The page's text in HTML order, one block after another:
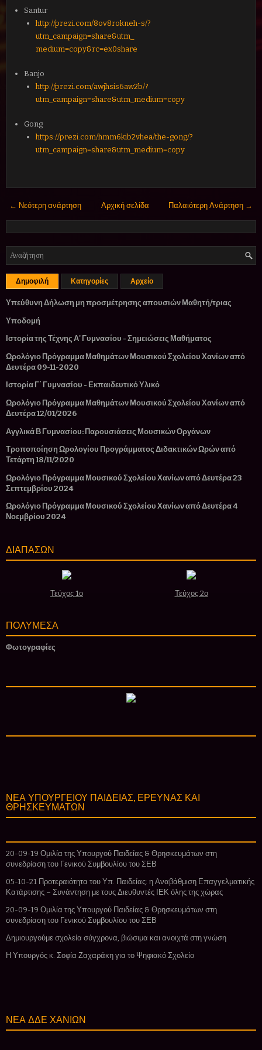
Santur
http://prezi.com/8ov8rokneh-s/?
utm_campaign=share&utm_
medium=copy&rc=ex0share
Banjo
http://prezi.com/awjhsis6aw2b/?
utm_campaign=share&utm_ medium=copy
Gong
https://prezi.com/hmm6kib2vhea/the-gong/?
utm campaign=share&utm medium=copy
← Νεότερη ανάρτηση Παλαιότερη Ανάρτηση →
Αρχική σελίδα
Δημοφιλή Κατηγορίες Αρχείο
Υπεύθυνη Δήλωση μη προσμέτρησης απουσιών Μαθητή/τριας
Υποδομή
Ιστορία της Τέχνης Α' Γυμνασίου - Σημειώσεις Μαθήματος
Ωρολόγιο Πρόγραμμα Μαθημάτων Μουσικού Σχολείου Χανίων από
Δευτέρα 09-11-2020
Ιστορία Γ΄ Γυμνασίου - Εκπαιδευτικό Υλικό
Ωρολόγιο Πρόγραμμα Μαθημάτων Μουσικού Σχολείου Χανίων από
Δευτέρα 12/01/2026
Αγγλικά Β Γυμνασίου: Παρουσιάσεις Μουσικών Οργάνων
Τροποποίηση Ωρολογίου Προγράμματος Διδακτικών Ωρών από
Τετάρτη 18/11/2020
Ωρολόγιο Πρόγραμμα Μουσικού Σχολείου Χανίων από Δευτέρα 23
Σεπτεμβρίου 2024
Ωρολόγιο Πρόγραμμα Μουσικού Σχολείου Χανίων από Δευτέρα 4
Νοεμβρίου 2024
ΔΙΑΠΑΣΩΝ
Τεύχος 1ο Τεύχος 2ο
ΠΟΛΥΜΕΣΑ
Φωτογραφίες
ΝΕΑ ΥΠΟΥΡΓΕΙΟΥ ΠΑΙΔΕΙΑΣ, ΕΡΕΥΝΑΣ ΚΑΙ
ΘΡΗΣΚΕΥΜΑΤΩΝ
20-09-19 Ομιλία της Υπουργού Παιδείας & Θρησκευμάτων στη
συνεδρίαση του Γενικού Συμβουλίου του ΣΕΒ
05-10-21 Προτεραιότητα του Υπ. Παιδείας: η Αναβάθμιση Επαγγελματικής
Κατάρτισης – Συνάντηση με τους Διευθυντές ΙΕΚ όλης της χώρας
20-09-19 Ομιλία της Υπουργού Παιδείας & Θρησκευμάτων στη
συνεδρίαση του Γενικού Συμβουλίου του ΣΕΒ
Δημιουργούμε σχολεία σύγχρονα, βιώσιμα και ανοιχτά στη γνώση
Η Υπουργός κ. Σοφία Ζαχαράκη για το Ψηφιακό Σχολείο
ΝΕΑ ΔΔΕ ΧΑΝΙΩΝ